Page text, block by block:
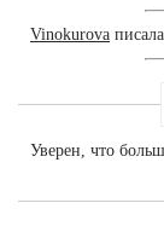
Vinokurova
Уверен, что